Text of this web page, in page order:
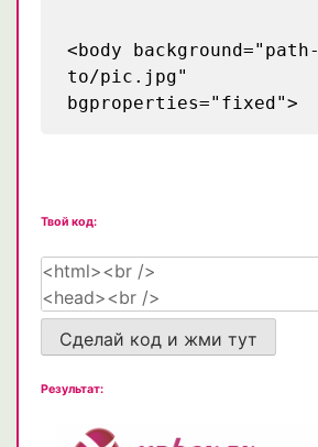
<body background="path-
to/pic.jpg"
bgproperties="fixed">
Твой код:
Сделай код и жми тут
Результат: